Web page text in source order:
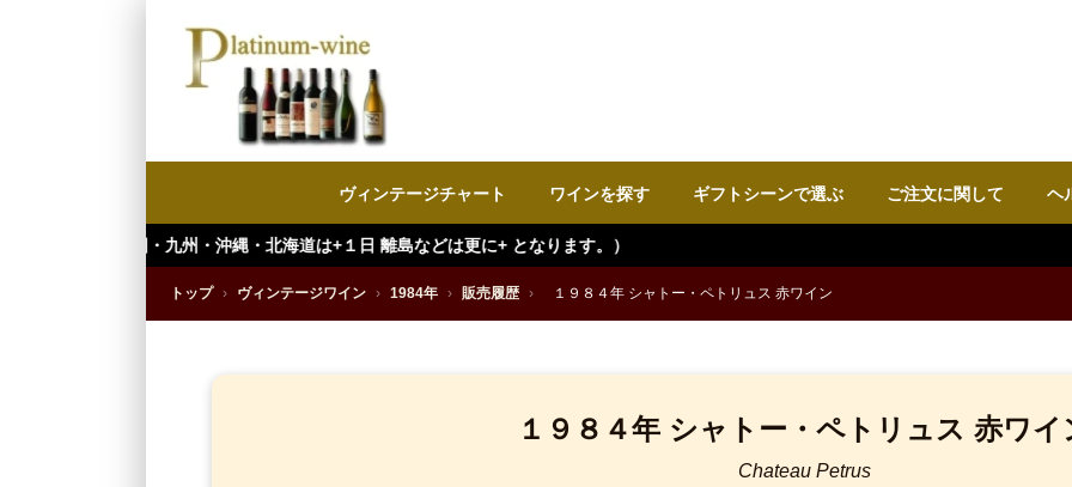
ヴィンテージチャート ワインを探す ギフトシーンで選ぶ ご注文に関して ヘ
縄・北海道は+１日 離島などは更に+ となります。）
トップ › ヴィンテージワイン › 1984年 › 販売履歴 › １９８４年 シャトー・ペトリュス 赤ワイン
１９８４年 シャトー・ペトリュス 赤ワイ
Chateau Petrus